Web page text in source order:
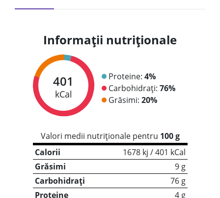
Informații nutriționale
401
kCal
Proteine: 4%
Carbohidrați: 76%
Grăsimi: 20%
Valori medii nutriționale pentru 100 g
Calorii
1678 kj / 401 kCal
Grăsimi
9 g
Carbohidrați
76 g
Proteine
4 g